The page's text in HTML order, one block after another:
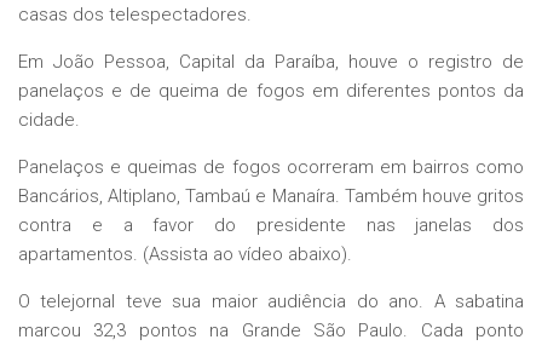
casas dos telespectadores.
Em João Pessoa, Capital da Paraíba, houve o registro de
panelaços e de queima de fogos em diferentes pontos da
cidade.
Panelaços e queimas de fogos ocorreram em bairros como
Bancários, Altiplano, Tambaú e Manaíra. Também houve gritos
contra e a favor do presidente nas janelas dos
apartamentos. (Assista ao vídeo abaixo).
O telejornal teve sua maior audiência do ano. A sabatina
marcou 32,3 pontos na Grande São Paulo. Cada ponto